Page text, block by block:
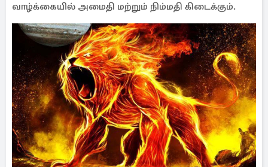
வாழ்க்கையில் அமைதி மற்றும் நிம்மதி கிடைக்கும்.